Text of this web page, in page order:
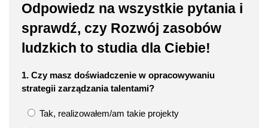
Odpowiedz na wszystkie pytania i
sprawdź, czy Rozwój zasobów
ludzkich to studia dla Ciebie!
1. Czy masz doświadczenie w opracowywaniu
strategii zarządzania talentami?
Tak, realizowałem/am takie projekty